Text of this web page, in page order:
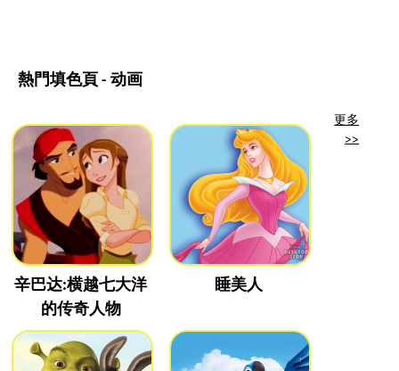
熱門填色頁 - 动画
辛巴达:横越七大洋
的传奇人物
睡美人
更多
>>